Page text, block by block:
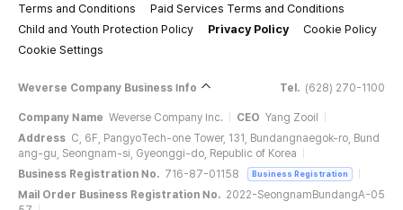
Terms and Conditions
Paid Services Terms and Conditions
Child and Youth Protection Policy
Privacy Policy
Cookie Policy
Cookie Settings
Weverse Company Business Info Tel. (628) 270-1100
Company Name Weverse Company Inc. CEO Yang Zooil
Address C, 6F, PangyoTech-one Tower, 131, Bundangnaegok-ro, Bund
ang-gu, Seongnam-si, Gyeonggi-do, Republic of Korea
Business Registration No. 716-87-01158 Business Registration
Mail Order Business Registration No. 2022-SeongnamBundangA-05